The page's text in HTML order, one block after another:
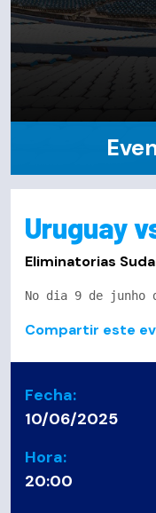
Uruguay
Eliminatorias
No dia 9 de junho
Compartir este
Fecha:
10/06/2025
Hora:
20:00